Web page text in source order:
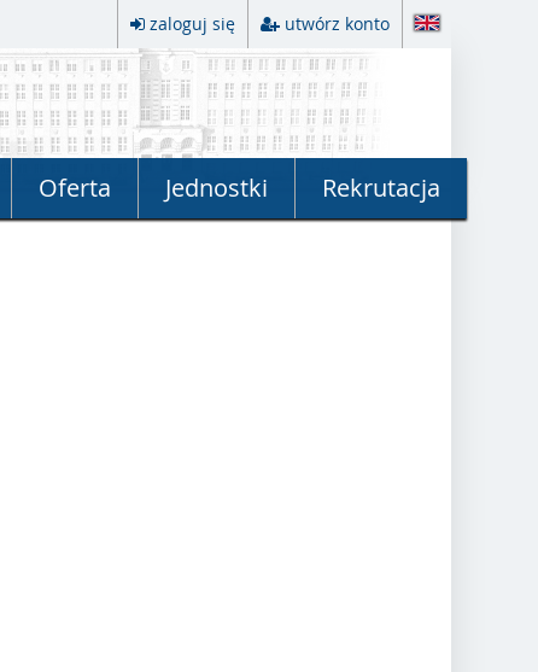
zaloguj się utwórz konto
Oferta Jednostki Rekrutacja